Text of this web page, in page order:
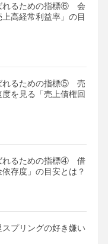
れるための指標⑥ 会
高経常利益率」の目
れるための指標⑤ 売
を見る「売上債権回
れるための指標④ 借
存度」の目安とは？
スプリングの好き嫌い